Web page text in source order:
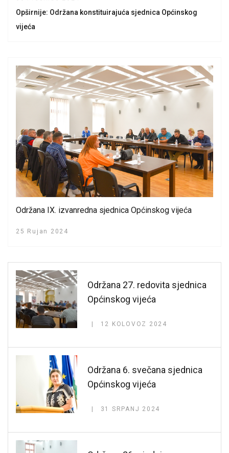
Opširnije: Održana konstituirajuća sjednica Općinskog
vijeća
Održana IX. izvanredna sjednica Općinskog vijeća
25 Rujan 2024
Održana 27. redovita sjednica
Općinskog vijeća
12 KOLOVOZ 2024
Održana 6. svečana sjednica
Općinskog vijeća
31 SRPANJ 2024